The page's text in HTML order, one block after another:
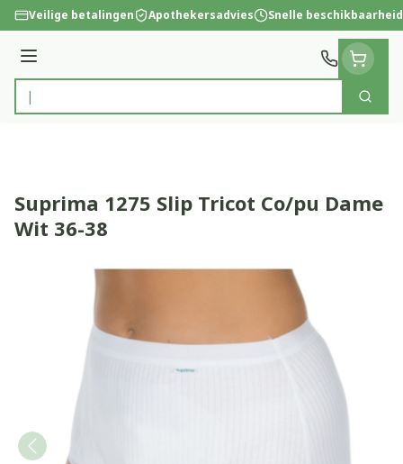
Ga naar de inhoud
Veilige betalingen Apothekersadvies Snelle beschikbaarheid
Menu
Product, merk, categorie...
Zoek
Suprima 1275 Slip Tricot Co/pu Dame
Wit 36-38